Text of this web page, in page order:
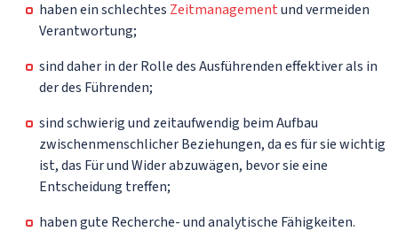
haben ein schlechtes Zeitmanagementund vermeiden
Verantwortung;
sind daher in der Rolle des Ausführenden effektiver als in
der des Führenden;
sind schwierig und zeitaufwendig beim Aufbau
zwischenmenschlicher Beziehungen, da es für sie wichtig
ist, das Für und Wider abzuwägen, bevor sie eine
Entscheidung treffen;
haben gute Recherche- und analytische Fähigkeiten.